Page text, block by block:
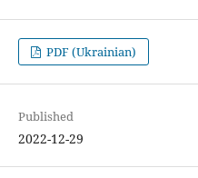
PDF (Ukrainian)
Published
2022-12-29